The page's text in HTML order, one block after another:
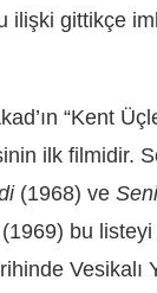
ilişki gittikçe
“Kent
ilk filmidir.
(1968) ve
bu
Vesikalı